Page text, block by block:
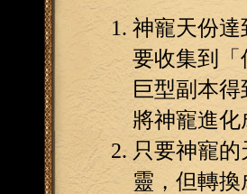
神寵天份達
要收集到
巨型副本
將神寵進
只要神寵
靈，但轉